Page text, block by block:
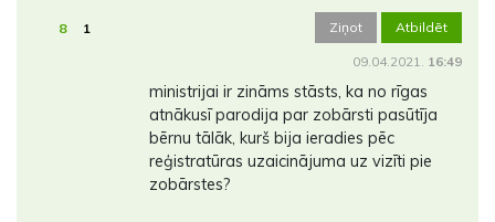
8 1 Ziņot Atbildēt
09.04.2021. 16:49
ministrijai ir zināms stāsts, ka no rīgas
atnākusī parodija par zobārsti pasūtīja
bērnu tālāk, kurš bija ieradies pēc
reģistratūras uzaicinājuma uz vizīti pie
zobārstes?